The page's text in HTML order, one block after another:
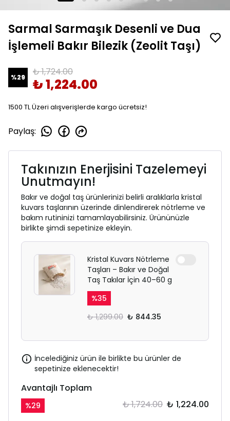
Sarmal Sarmaşık Desenli ve Dua
İşlemeli Bakır Bilezik (Zeolit Taşı)
%29 ₺ 1,724.00
₺ 1,224.00
1500 TL Üzeri alışverişlerde kargo ücretsiz!
Paylaş:
Takınızın Enerjisini Tazelemeyi
Unutmayın!
Bakır ve doğal taş ürünlerinizi belirli aralıklarla kristal
kuvars taşlarının üzerinde dinlendirerek nötrleme ve
bakım rutininizi tamamlayabilirsiniz. Ürününüzle
birlikte şimdi sepetinize ekleyin.
Kristal Kuvars Nötrleme
Taşları – Bakır ve Doğal
Taş Takılar İçin 40–60 g
%35
₺ 1,299.00 ₺ 844.35
İncelediğiniz ürün ile birlikte bu ürünler de
sepetinize eklenecektir!
Avantajlı Toplam
%29 ₺ 1,724.00 ₺ 1,224.00